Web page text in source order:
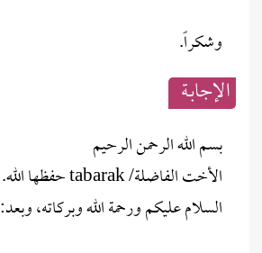
وشكراً.
الإجابــة
بسم الله الرحمن الرحيم
الأخت الفاضلة/ tabarak حفظها الله.
السلام عليكم ورحمة الله وبركاته، وبعد: